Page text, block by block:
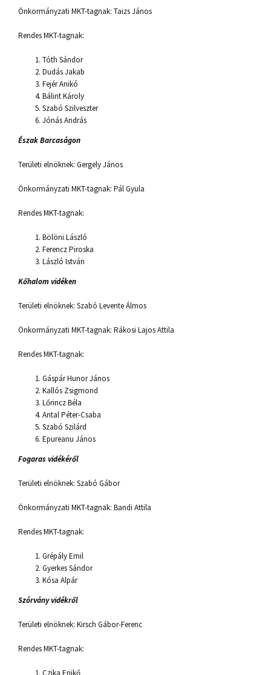
Önkormányzati MKT-tagnak: Taizs János
Rendes MKT-tagnak:
Tóth Sándor
Dudás Jakab
Fejér Anikó
Bálint Károly
Szabó Szilveszter
Jónás András
Észak Barcaságon
Területi elnöknek: Gergely János
Önkormányzati MKT-tagnak: Pál Gyula
Rendes MKT-tagnak:
Bölöni László
Ferencz Piroska
László István
Kőhalom vidéken
Területi elnöknek: Szabó Levente Álmos
Önkormányzati MKT-tagnak: Rákosi Lajos Attila
Rendes MKT-tagnak:
Gáspár Hunor János
Kallós Zsigmond
Lőrincz Béla
Antal Péter-Csaba
Szabó Szilárd
Epureanu János
Fogaras vidékéről
Területi elnöknek: Szabó Gábor
Önkormányzati MKT-tagnak: Bandi Attila
Rendes MKT-tagnak:
Grépály Emil
Gyerkes Sándor
Kósa Alpár
Szórvány vidékről
Területi elnöknek: Kirsch Gábor-Ferenc
Rendes MKT-tagnak:
Czika Enikő